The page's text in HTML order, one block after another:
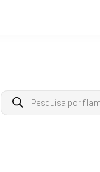
Products
search